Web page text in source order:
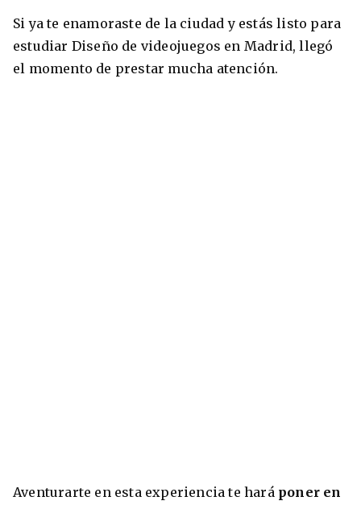
Si ya te enamoraste de la ciudad y estás listo para
estudiar Diseño de videojuegos en Madrid, llegó
el momento de prestar mucha atención.
Aventurarte en esta experiencia te hará poner en